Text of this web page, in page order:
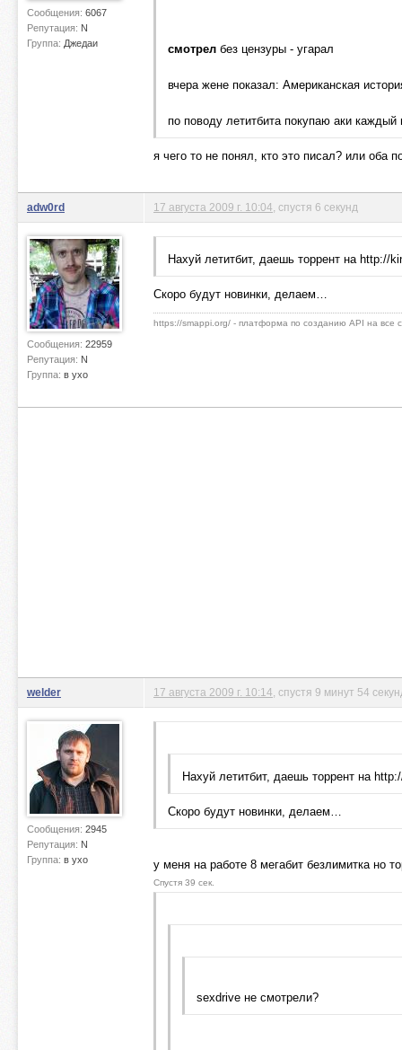
Сообщения: 6067
Репутация: N
Группа: Джедаи смотрел без цензуры - угарал
вчера жене показал: Американская
по поводу летитбита покупаю аки каждый
я чего то не понял, кто это писал? или оба
adw0rd
Сообщения: 22959
Репутация: N
Группа: в ухо
17 августа 2009 г. 10:04 , спустя 6 секунд
Нахуй летитбит, даешь торрент на http://
Скоро будут новинки, делаем…
https://smappi.org/ - платформа по созданию API на все
welder
Сообщения: 2945
Репутация: N
Группа: в ухо
17 августа 2009 г. 10:14 , спустя 9 минут 54
Нахуй летитбит, даешь торрент на
Скоро будут новинки, делаем…
у меня на работе 8 мегабит безлимитка но
Спустя 39 сек.
sexdrive не смотрели?